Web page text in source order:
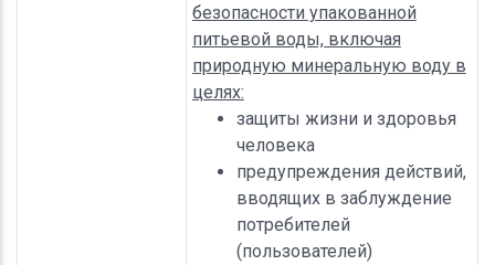
безопасности упакованной
питьевой воды, включая
природную минеральную воду в
целях:
защиты жизни и здоровья
человека
предупреждения действий,
вводящих в заблуждение
потребителей
(пользователей)